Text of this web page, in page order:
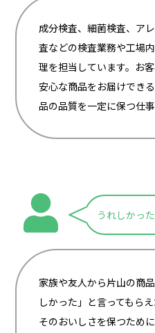
成分検査、細菌検査、ア
査などの検査業務や工場
理を担当しています。お
安心な商品をお届けでき
品の品質を一定に保つ仕事
うれしかっ
家族や友人から片山の商
しかった」と言ってもらえ
そのおいしさを保つため